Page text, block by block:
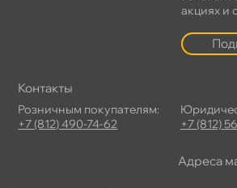
акциях и
Контакты
Розничным покупателям:
+7 (812) 490-74-62
+7 (812)
Адреса